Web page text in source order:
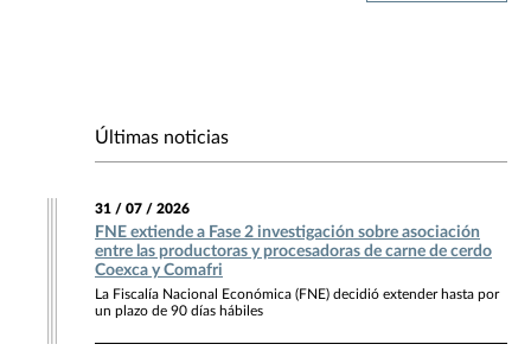
Últimas noticias
31 / 07 / 2026
FNE extiende a Fase 2 investigación sobre asociación
entre las productoras y procesadoras de carne de cerdo
Coexca y Comafri
La Fiscalía Nacional Económica (FNE) decidió extender hasta por
un plazo de 90 días hábiles